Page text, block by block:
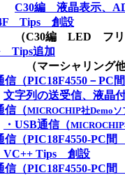
C30編 液晶表示、
Tips 創設
フリーラ
Tips追加
リング他
信（PIC18F4550－
文字列の送受信、液晶
信（MICROCHIP社Demo
・USB通信（
信（PIC18F4550-PC
VC++ Tips 創設
信（PIC18F4550-PC